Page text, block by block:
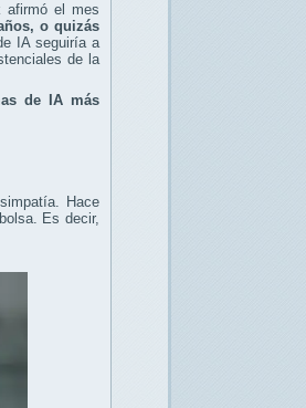
afirmó el mes
o quizás
IA seguiría a
de la
de IA más
Hace
Es decir,